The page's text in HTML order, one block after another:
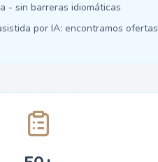
- sin barreras idiomáticas
por IA: encontramos ofertas